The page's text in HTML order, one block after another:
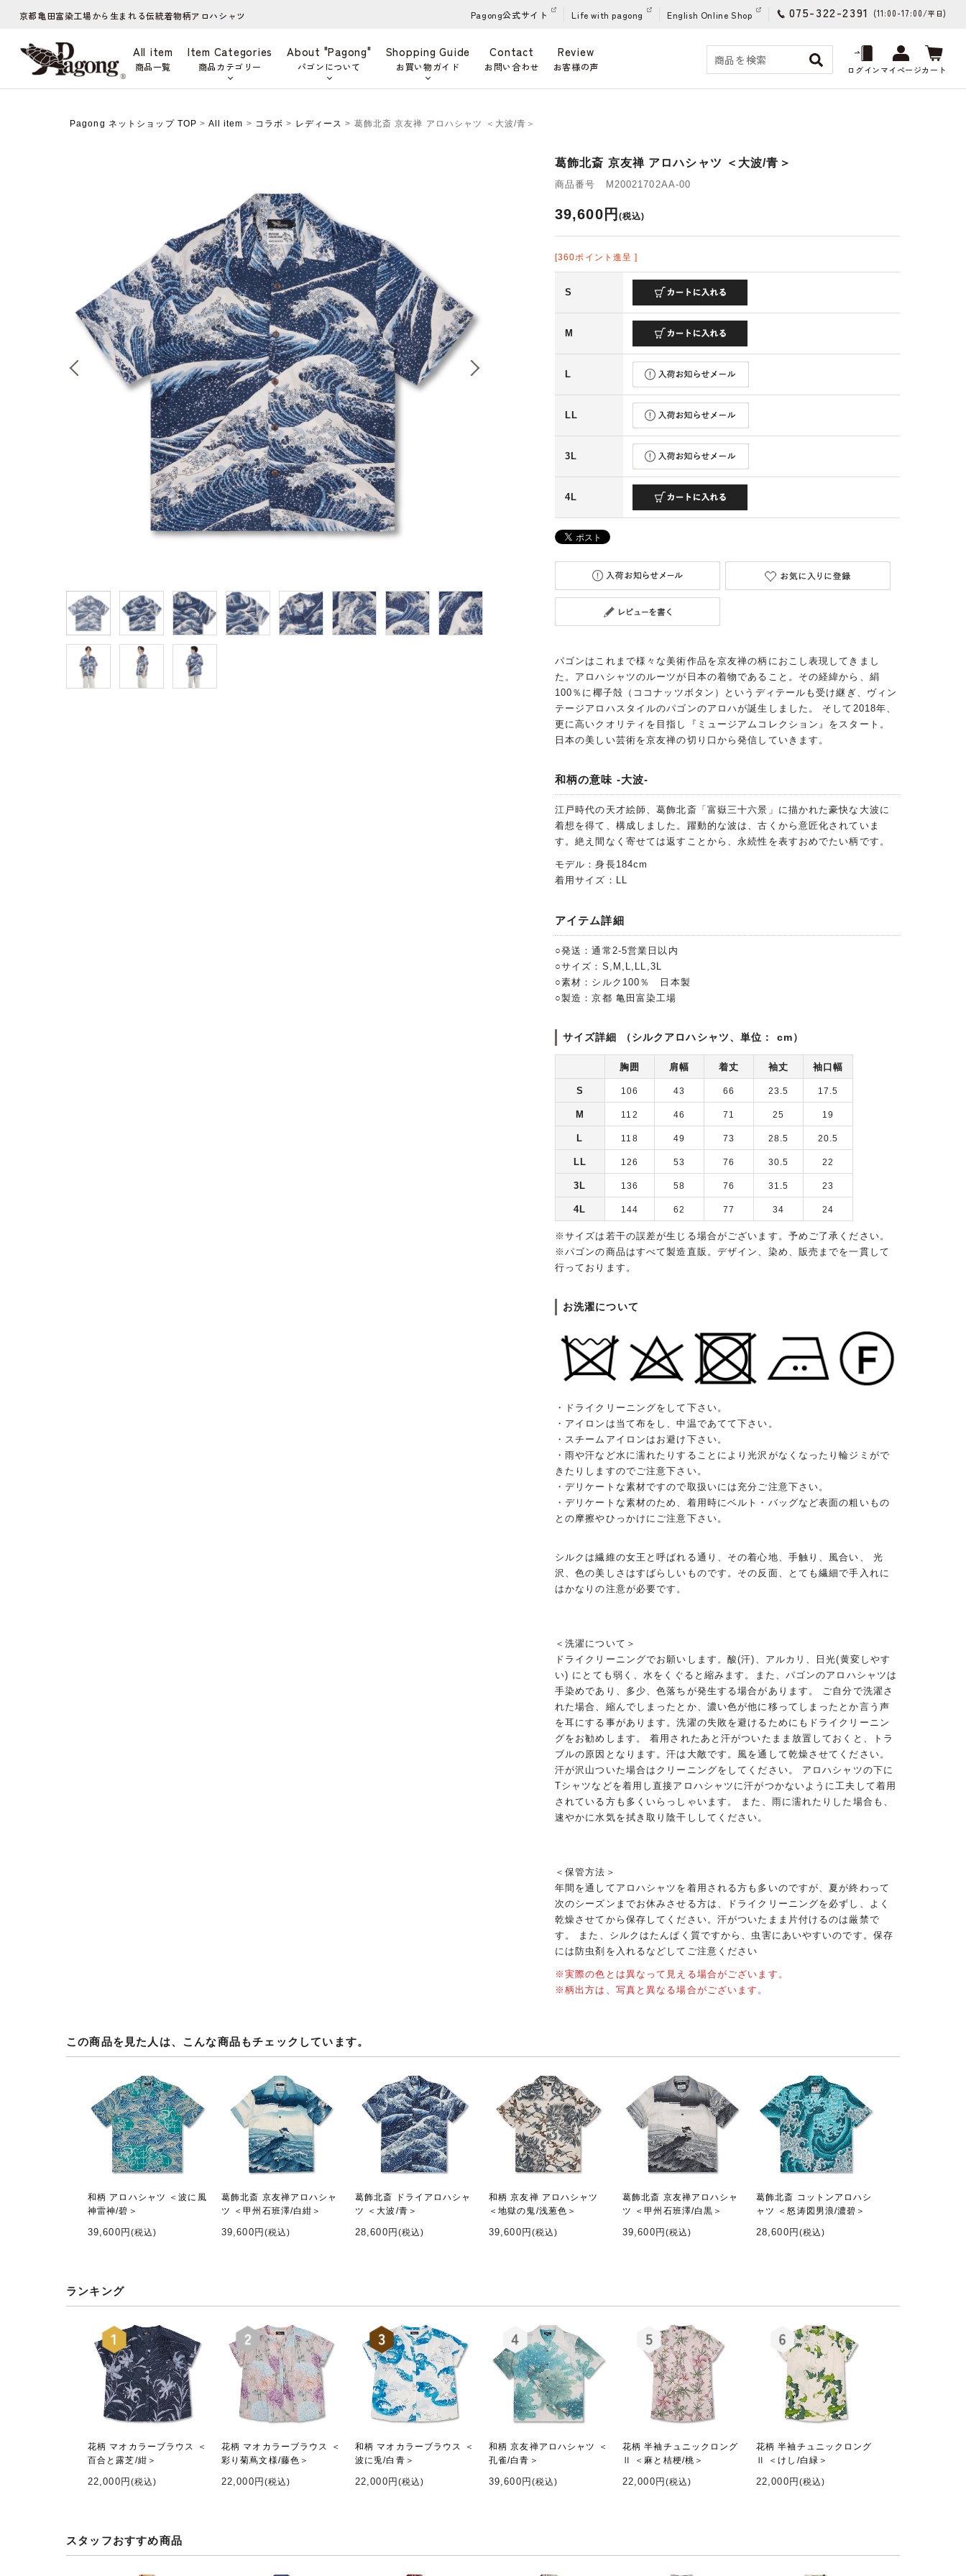
京都亀田富染工場から生まれる伝統着物柄アロハシャツ Pagong公式サイト Life with pagong English Online Shop 075-322-2391 (11:00-17:00/平日)
All item
商品一覧
Item Categories
商品カテゴリー
About "Pagong"
パゴンについて
Shopping Guide
お買い物ガイド
Contact
お問い合わせ
Review
お客様の声 ログインマイページカート
Pagong ネットショップ TOP > All item > コラボ > レディース > 葛飾北斎 京友禅 アロハシャツ ＜大波/青＞
葛飾北斎 京友禅 アロハシャツ ＜大波/青＞
商品番号 M20021702AA-00
39,600円 (税込)
[360ポイント進呈 ]
S
M
L
LL
3L
4L
パゴンはこれまで様々な美術作品を京友禅の柄におこし表現してきまし
た。アロハシャツのルーツが日本の着物であること。その経緯から、絹
100％に椰子殻（ココナッツボタン）というディテールも受け継ぎ、ヴィン
テージアロハスタイルのパゴンのアロハが誕生しました。 そして2018年、
更に高いクオリティを目指し『ミュージアムコレクション』をスタート。
日本の美しい芸術を京友禅の切り口から発信していきます。
和柄の意味 -大波-
江戸時代の天才絵師、葛飾北斎「富嶽三十六景」に描かれた豪快な大波に
着想を得て、構成しました。躍動的な波は、古くから意匠化されていま
す。絶え間なく寄せては返すことから、永続性を表すおめでたい柄です。
モデル：身長184cm
着用サイズ：LL
アイテム詳細
○発送：通常2-5営業日以内
○サイズ：S,M,L,LL,3L
○素材：シルク100％ 日本製
○製造：京都 亀田富染工場
サイズ詳細 （シルクアロハシャツ、単位： cm）
胸囲 肩幅 着丈 袖丈 袖口幅
S 106 43 66 23.5 17.5
M 112 46 71 25 19
L 118 49 73 28.5 20.5
LL 126 53 76 30.5 22
3L 136 58 76 31.5 23
4L 144 62 77 34 24
※サイズは若干の誤差が生じる場合がございます。予めご了承ください。
※パゴンの商品はすべて製造直販。デザイン、染め、販売までを一貫して
行っております。
お洗濯について
・ドライクリーニングをして下さい。
・アイロンは当て布をし、中温であてて下さい。
・スチームアイロンはお避け下さい。
・雨や汗など水に濡れたりすることにより光沢がなくなったり輪ジミがで
きたりしますのでご注意下さい。
・デリケートな素材ですので取扱いには充分ご注意下さい。
・デリケートな素材のため、着用時にベルト・バッグなど表面の粗いもの
との摩擦やひっかけにご注意下さい。
シルクは繊維の女王と呼ばれる通り、その着心地、手触り、風合い、 光
沢、色の美しさはすばらしいものです。その反面、とても繊細で手入れに
はかなりの注意が必要です。
＜洗濯について＞
ドライクリーニングでお願いします。酸(汗)、アルカリ、日光(黄変しやす
い) にとても弱く、水をくぐると縮みます。また、パゴンのアロハシャツは
手染めであり、多少、色落ちが発生する場合があります。 ご自分で洗濯さ
れた場合、縮んでしまったとか、濃い色が他に移ってしまったとか言う声
を耳にする事があります。洗濯の失敗を避けるためにもドライクリーニン
グをお勧めします。 着用されたあと汗がついたまま放置しておくと、トラ
ブルの原因となります。汗は大敵です。風を通して乾燥させてください。
汗が沢山ついた場合はクリーニングをしてください。 アロハシャツの下に
Tシャツなどを着用し直接アロハシャツに汗がつかないように工夫して着用
されている方も多くいらっしゃいます。 また、雨に濡れたりした場合も、
速やかに水気を拭き取り陰干ししてください。
＜保管方法＞
年間を通してアロハシャツを着用される方も多いのですが、夏が終わって
次のシーズンまでお休みさせる方は、ドライクリーニングを必ずし、よく
乾燥させてから保存してください。汗がついたまま片付けるのは厳禁で
す。 また、シルクはたんぱく質ですから、虫害にあいやすいのです。保存
には防虫剤を入れるなどしてご注意ください
※実際の色とは異なって見える場合がございます。
※柄出方は、写真と異なる場合がございます。
この商品を見た人は、こんな商品もチェックしています。
和柄 アロハシャツ ＜波に風
神雷神/碧＞
39,600円 (税込)
葛飾北斎 京友禅アロハシャ
ツ ＜甲州石班澤/白紺＞
39,600円 (税込)
葛飾北斎 ドライアロハシャ
ツ ＜大波/青＞
28,600円 (税込)
和柄 京友禅 アロハシャツ
＜地獄の鬼/浅葱色＞
39,600円 (税込)
葛飾北斎 京友禅アロハシャ
ツ ＜甲州石班澤/白黒＞
39,600円 (税込)
葛飾北斎 コットンアロハシ
ャツ ＜怒涛図男浪/濃碧＞
28,600円 (税込)
ランキング
花柄 マオカラーブラウス ＜
百合と露芝/紺＞
22,000円 (税込)
花柄 マオカラーブラウス ＜
彩り菊蔦文様/藤色＞
22,000円 (税込)
和柄 マオカラーブラウス ＜
波に兎/白青＞
22,000円 (税込)
和柄 京友禅アロハシャツ ＜
孔雀/白青＞
39,600円 (税込)
花柄 半袖チュニックロング
Ⅱ ＜麻と桔梗/桃＞
22,000円 (税込)
花柄 半袖チュニックロング
Ⅱ ＜けし/白緑＞
22,000円 (税込)
スタッフおすすめ商品